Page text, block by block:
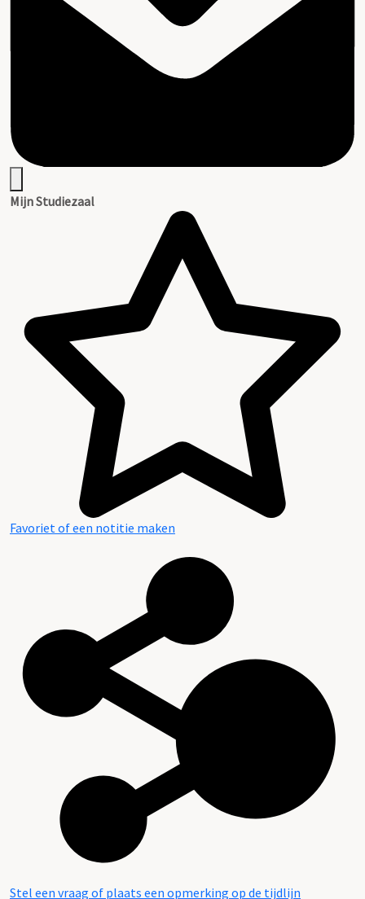
Mijn Studiezaal
Favoriet of een notitie maken
Stel een vraag of plaats een opmerking op de tijdlijn